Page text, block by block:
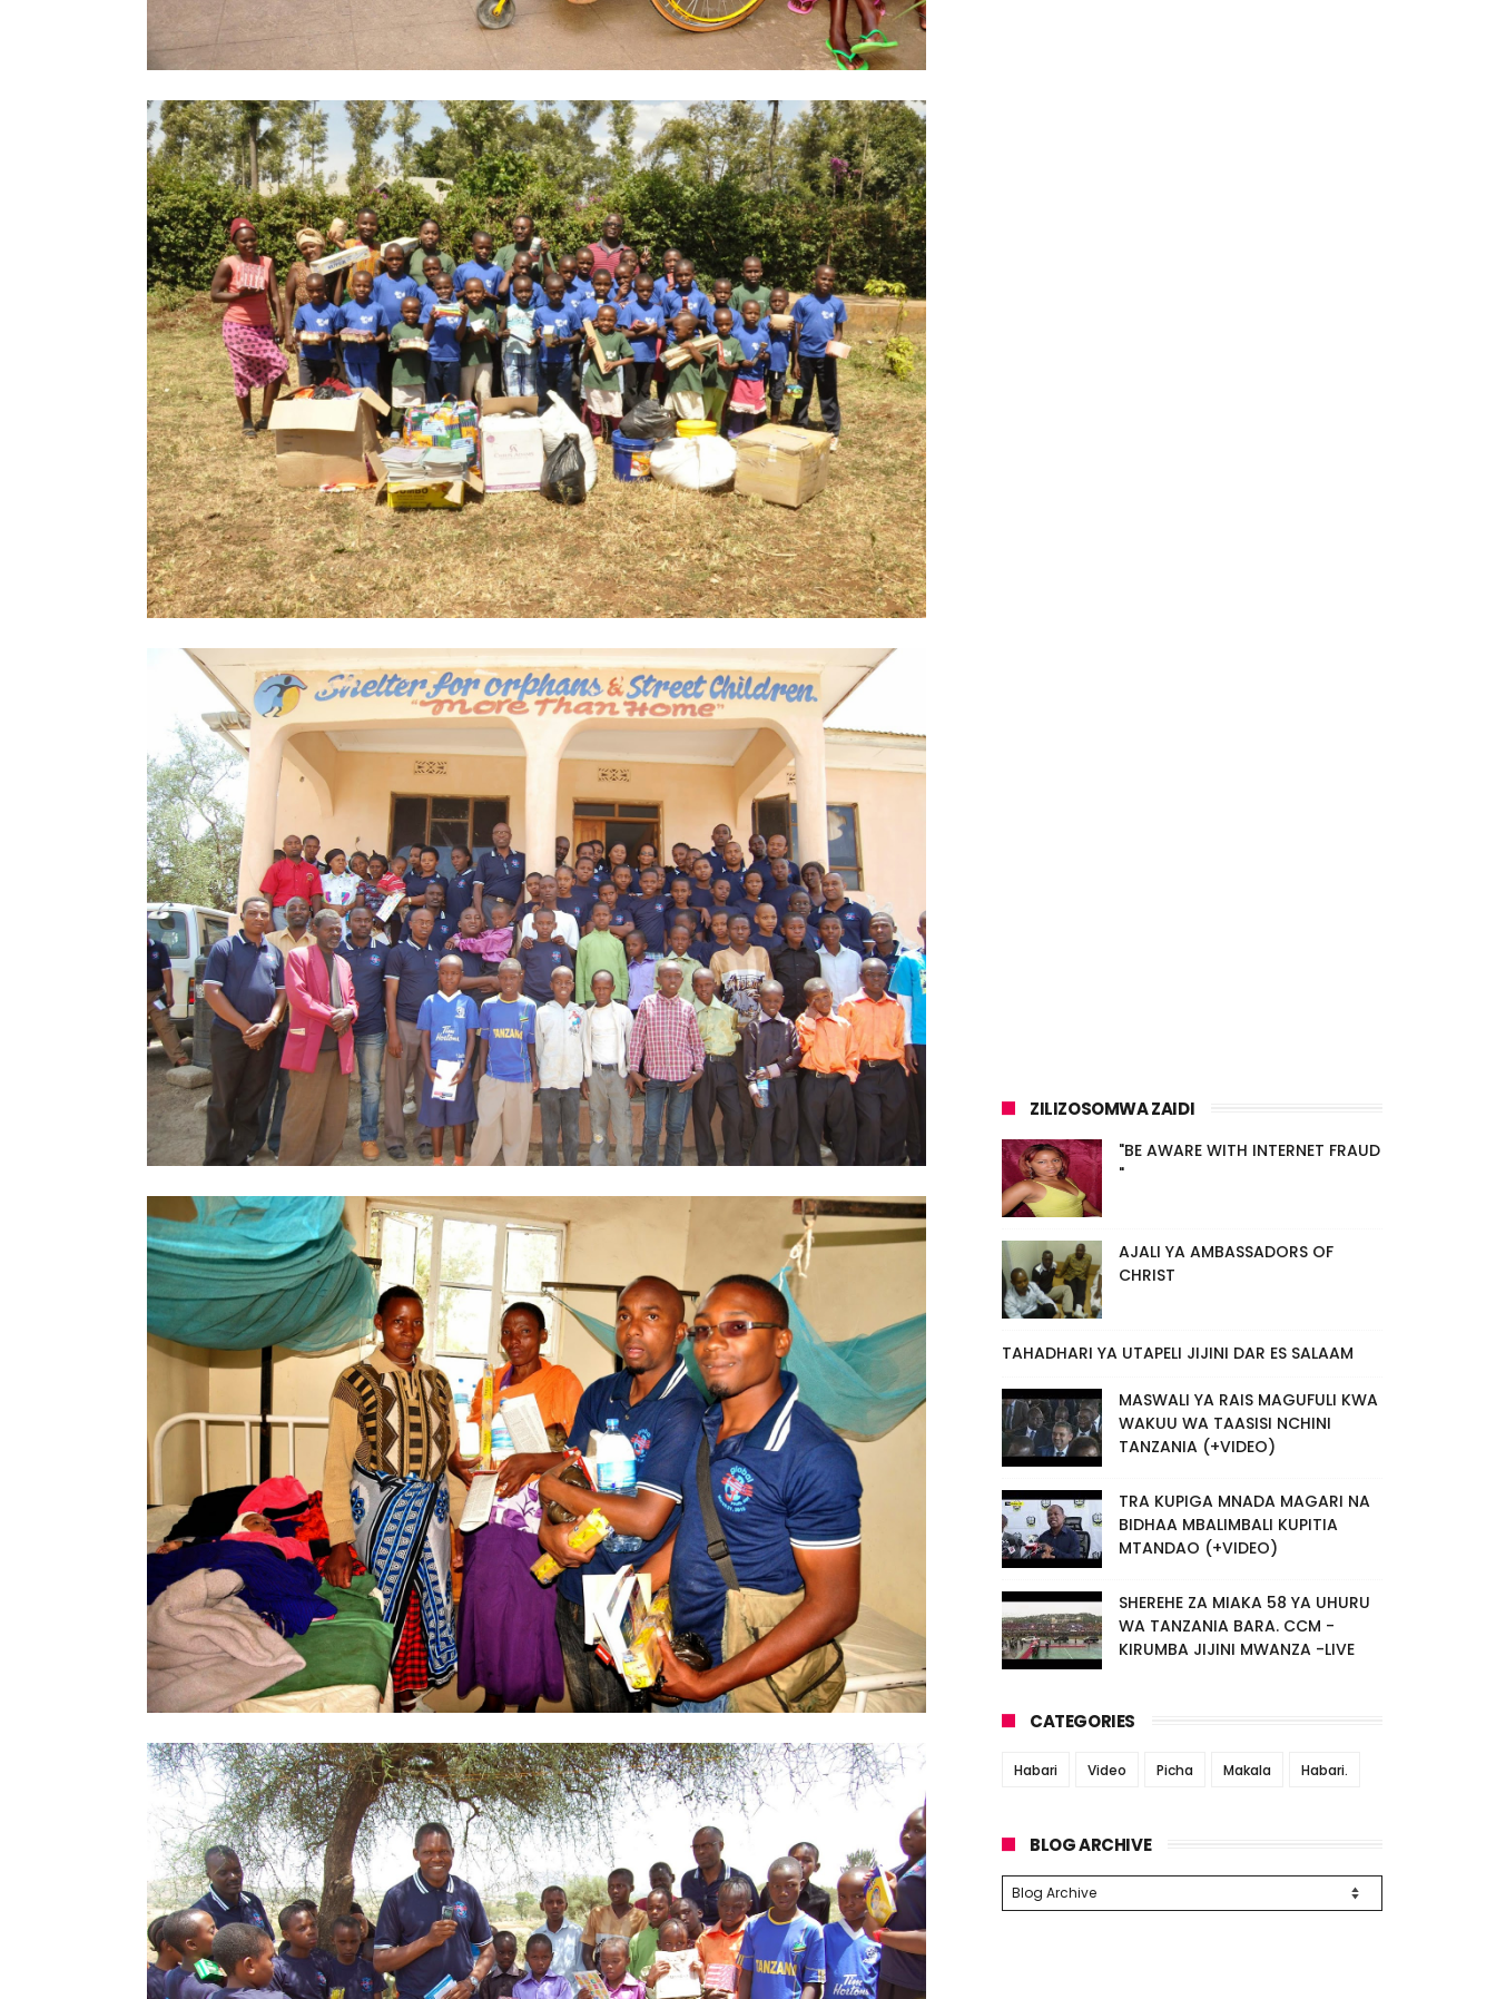
ZILIZOSOMWA ZAIDI
"BE AWARE WITH INTERNET FRAUD
"
AJALI YA AMBASSADORS OF
CHRIST
TAHADHARI YA UTAPELI JIJINI DAR ES SALAAM
MASWALI YA RAIS MAGUFULI KWA
WAKUU WA TAASISI NCHINI
TANZANIA (+VIDEO)
TRA KUPIGA MNADA MAGARI NA
BIDHAA MBALIMBALI KUPITIA
MTANDAO (+VIDEO)
SHEREHE ZA MIAKA 58 YA UHURU
WA TANZANIA BARA. CCM -
KIRUMBA JIJINI MWANZA -LIVE
CATEGORIES
Habari Video Picha Makala Habari.
BLOG ARCHIVE